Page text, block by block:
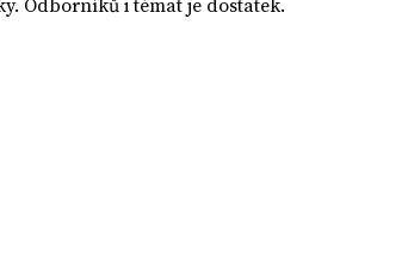
Odborníků i témat je dostatek.